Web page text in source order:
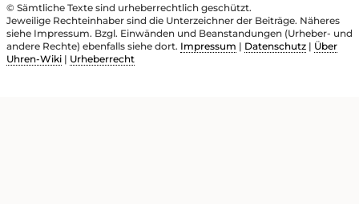
© Sämtliche Texte sind urheberrechtlich geschützt.
Jeweilige Rechteinhaber sind die Unterzeichner der Beiträge. Näheres
siehe Impressum. Bzgl. Einwänden und Beanstandungen (Urheber- und
andere Rechte) ebenfalls siehe dort. Impressum | Datenschutz | Über
Uhren-Wiki | Urheberrecht